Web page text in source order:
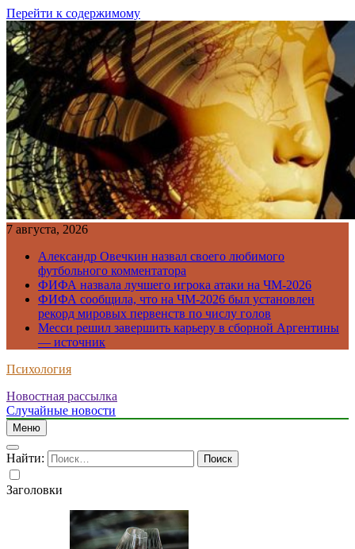
Перейти к содержимому
7 августа, 2026
Александр Овечкин назвал своего любимого
футбольного комментатора
ФИФА назвала лучшего игрока атаки на ЧМ-2026
ФИФА сообщила, что на ЧМ-2026 был установлен
рекорд мировых первенств по числу голов
Месси решил завершить карьеру в сборной Аргентины
— источник
Психология
Новостная рассылка
Случайные новости
Меню
Найти:
Заголовки